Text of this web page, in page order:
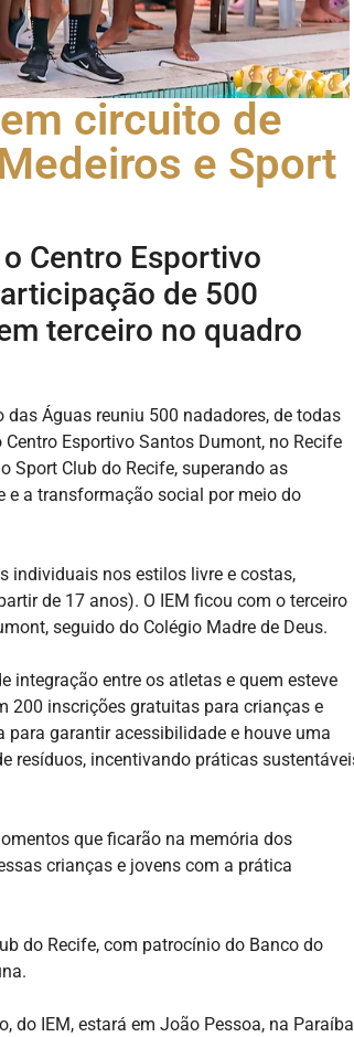
circuito de
e Sport
Centro Esportivo
de 500
terceiro no quadro
Águas reuniu 500 nadadores, de todas
Esportivo Santos Dumont, no Recife
Sport Club do Recife, superando as
e a transformação social por meio do
individuais nos estilos livre e costas,
de 17 anos). O IEM ficou com o terceiro
seguido do Colégio Madre de Deus.
integração entre os atletas e quem esteve
200 inscrições gratuitas para crianças e
garantir acessibilidade e houve uma
resíduos, incentivando práticas
que ficarão na memória dos
crianças e jovens com a prática
do Recife, com patrocínio do Banco do
do IEM, estará em João Pessoa, na